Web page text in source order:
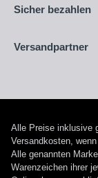
Sicher bezahlen
Versandpartner
Alle Preise inklusive
Versandkosten,
Alle genannten
Warenzeichen ihrer